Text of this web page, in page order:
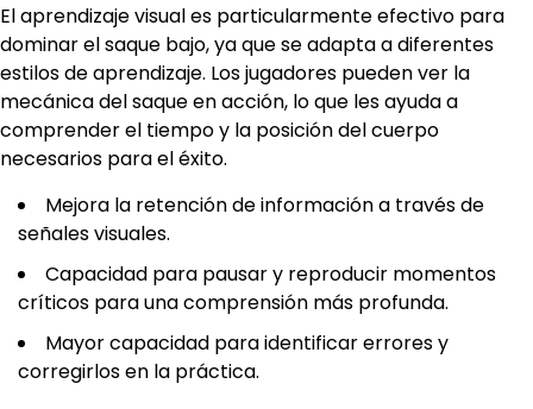
El aprendizaje visual es particularmente efectivo para
dominar el saque bajo, ya que se adapta a diferentes
estilos de aprendizaje. Los jugadores pueden ver la
mecánica del saque en acción, lo que les ayuda a
comprender el tiempo y la posición del cuerpo
necesarios para el éxito.
Mejora la retención de información a través de
señales visuales.
Capacidad para pausar y reproducir momentos
críticos para una comprensión más profunda.
Mayor capacidad para identificar errores y
corregirlos en la práctica.